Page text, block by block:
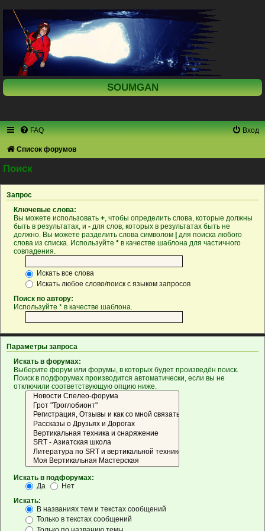
SOUMGAN
FAQ Вход
Список форумов
Поиск
Запрос
Ключевые слова:
Вы можете использовать +, чтобы определить слова, которые должны
быть в результатах, и - для слов, которых в результатах быть не
должно. Вы можете разделить слова символом
для поиска любого
слова из списка. Используйте * в качестве шаблона для частичного
совпадения.
Искать все слова
Искать любое слово/поиск с языком запросов
Поиск по автору:
Используйте * в качестве шаблона.
Параметры запроса
Искать в форумах:
Выберите форум или форумы, в которых будет произведён поиск.
Поиск в подфорумах производится автоматически, если вы не
отключили соответствующую опцию ниже.
Искать в подфорумах:
Да
Нет
Искать:
В названиях тем и текстах сообщений
Только в текстах сообщений